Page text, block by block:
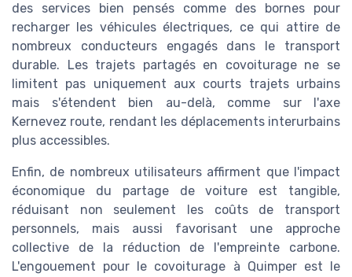
des services bien pensés comme des bornes pour
recharger les véhicules électriques, ce qui attire de
nombreux conducteurs engagés dans le transport
durable. Les trajets partagés en covoiturage ne se
limitent pas uniquement aux courts trajets urbains
mais s'étendent bien au-delà, comme sur l'axe
Kernevez route, rendant les déplacements interurbains
plus accessibles.
Enfin, de nombreux utilisateurs affirment que l'impact
économique du partage de voiture est tangible,
réduisant non seulement les coûts de transport
personnels, mais aussi favorisant une approche
collective de la réduction de l'empreinte carbone.
L'engouement pour le covoiturage à Quimper est le